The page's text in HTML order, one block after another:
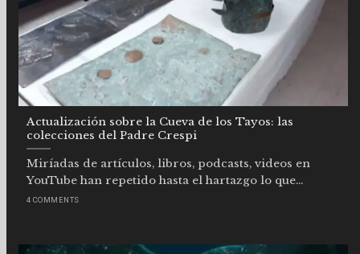
Actualización sobre la Cueva de los Tayos: las
colecciones del Padre Crespi
Miríadas de artículos, libros, podcasts, videos en
YouTube han repetido hasta el hartazgo lo que...
4 COMMENTS